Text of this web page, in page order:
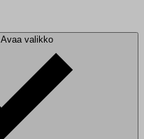
Avaa valikko